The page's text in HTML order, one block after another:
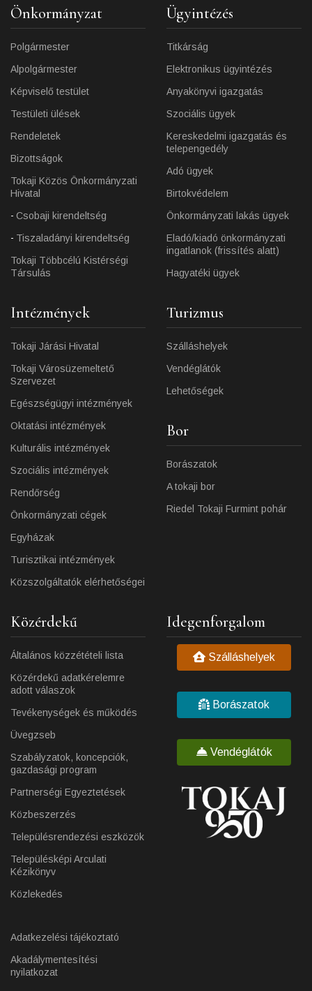
Önkormányzat
Polgármester
Alpolgármester
Képviselő testület
Testületi ülések
Rendeletek
Bizottságok
Tokaji Közös Önkormányzati
Hivatal
Csobaji kirendeltség
Tiszaladányi kirendeltség
Tokaji Többcélú Kistérségi
Társulás
Ügyintézés
Titkárság
Elektronikus ügyintézés
Anyakönyvi igazgatás
Szociális ügyek
Kereskedelmi igazgatás és
telepengedély
Adó ügyek
Birtokvédelem
Önkormányzati lakás ügyek
Eladó/kiadó önkormányzati
ingatlanok (frissítés alatt)
Hagyatéki ügyek
Intézmények
Tokaji Járási Hivatal
Tokaji Városüzemeltető
Szervezet
Egészségügyi intézmények
Oktatási intézmények
Kulturális intézmények
Szociális intézmények
Rendőrség
Önkormányzati cégek
Egyházak
Turisztikai intézmények
Közszolgáltatók elérhetőségei
Turizmus
Szálláshelyek
Vendéglátók
Lehetőségek
Bor
Borászatok
A tokaji bor
Riedel Tokaji Furmint pohár
Közérdekű
Általános közzétételi lista
Közérdekű adatkérelemre
adott válaszok
Tevékenységek és működés
Üvegzseb
Szabályzatok, koncepciók,
gazdasági program
Partnerségi Egyeztetések
Közbeszerzés
Településrendezési eszközök
Településképi Arculati
Kézikönyv
Közlekedés
Adatkezelési tájékoztató
Akadálymentesítési
nyilatkozat
Idegenforgalom
Szálláshelyek
Borászatok
Vendéglátók